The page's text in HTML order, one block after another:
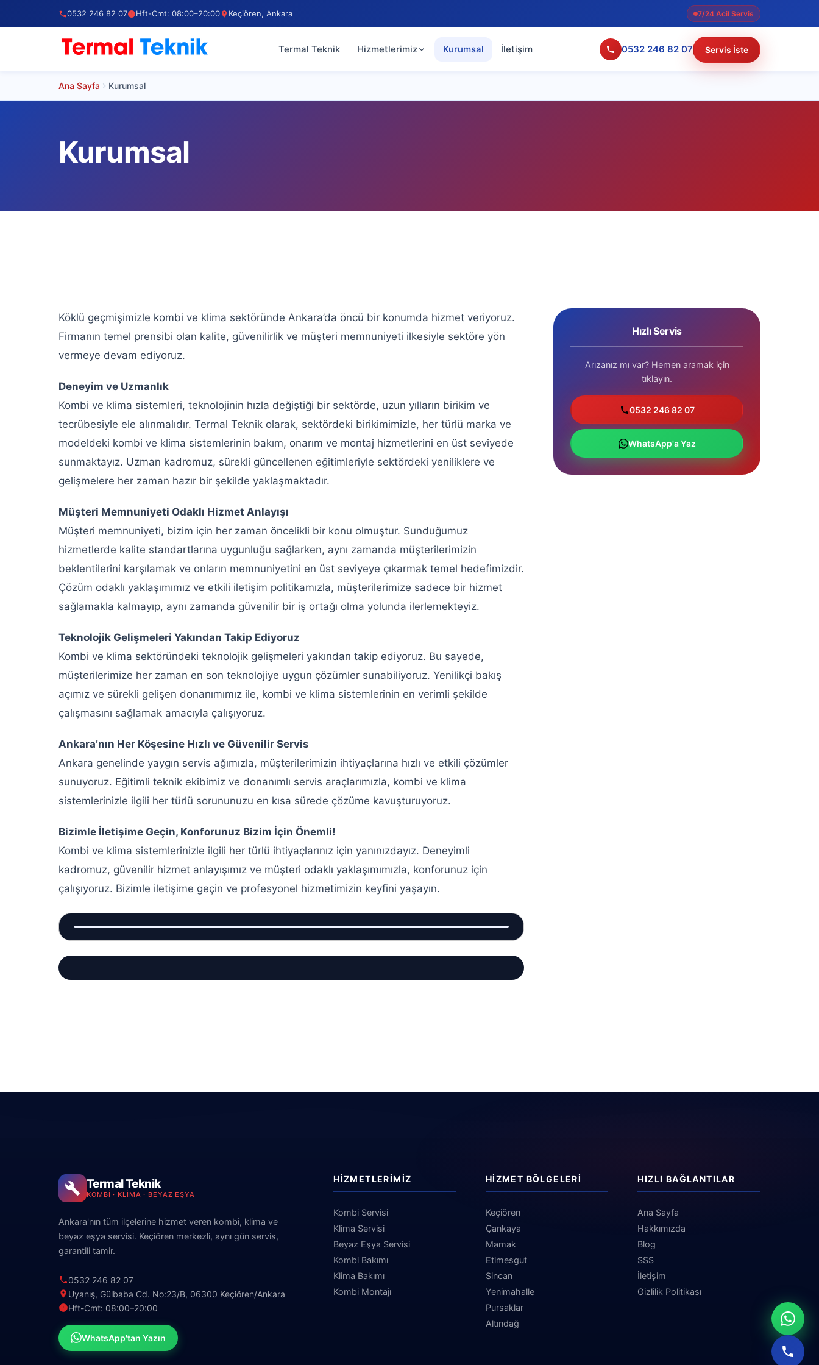
0532 246 82 07 Hft-Cmt: 08:00–20:00 Keçiören, Ankara 7/24 Acil Servis
Termal Teknik Hizmetlerimiz Kurumsal İletişim 0532 246 82 07 Servis İste
Ana Sayfa Kurumsal
Kurumsal
Köklü geçmişimizle kombi ve klima sektöründe Ankara’da öncü bir konumda hizmet veriyoruz.
Firmanın temel prensibi olan kalite, güvenilirlik ve müşteri memnuniyeti ilkesiyle sektöre yön
vermeye devam ediyoruz.
Deneyim ve Uzmanlık
Kombi ve klima sistemleri, teknolojinin hızla değiştiği bir sektörde, uzun yılların birikim ve
tecrübesiyle ele alınmalıdır. Termal Teknik olarak, sektördeki birikimimizle, her türlü marka ve
modeldeki kombi ve klima sistemlerinin bakım, onarım ve montaj hizmetlerini en üst seviyede
sunmaktayız. Uzman kadromuz, sürekli güncellenen eğitimleriyle sektördeki yeniliklere ve
gelişmelere her zaman hazır bir şekilde yaklaşmaktadır.
Müşteri Memnuniyeti Odaklı Hizmet Anlayışı
Müşteri memnuniyeti, bizim için her zaman öncelikli bir konu olmuştur. Sunduğumuz
hizmetlerde kalite standartlarına uygunluğu sağlarken, aynı zamanda müşterilerimizin
beklentilerini karşılamak ve onların memnuniyetini en üst seviyeye çıkarmak temel hedefimizdir.
Çözüm odaklı yaklaşımımız ve etkili iletişim politikamızla, müşterilerimize sadece bir hizmet
sağlamakla kalmayıp, aynı zamanda güvenilir bir iş ortağı olma yolunda ilerlemekteyiz.
Teknolojik Gelişmeleri Yakından Takip Ediyoruz
Kombi ve klima sektöründeki teknolojik gelişmeleri yakından takip ediyoruz. Bu sayede,
müşterilerimize her zaman en son teknolojiye uygun çözümler sunabiliyoruz. Yenilikçi bakış
açımız ve sürekli gelişen donanımımız ile, kombi ve klima sistemlerinin en verimli şekilde
çalışmasını sağlamak amacıyla çalışıyoruz.
Ankara’nın Her Köşesine Hızlı ve Güvenilir Servis
Ankara genelinde yaygın servis ağımızla, müşterilerimizin ihtiyaçlarına hızlı ve etkili çözümler
sunuyoruz. Eğitimli teknik ekibimiz ve donanımlı servis araçlarımızla, kombi ve klima
sistemlerinizle ilgili her türlü sorununuzu en kısa sürede çözüme kavuşturuyoruz.
Bizimle İletişime Geçin, Konforunuz Bizim İçin Önemli!
Kombi ve klima sistemlerinizle ilgili her türlü ihtiyaçlarınız için yanınızdayız. Deneyimli
kadromuz, güvenilir hizmet anlayışımız ve müşteri odaklı yaklaşımımızla, konforunuz için
çalışıyoruz. Bizimle iletişime geçin ve profesyonel hizmetimizin keyfini yaşayın.
Hızlı Servis
Arızanız mı var? Hemen aramak için
tıklayın.
0532 246 82 07
WhatsApp'a Yaz
Termal Teknik
KOMBI · KLIMA · BEYAZ EŞYA
Ankara'nın tüm ilçelerine hizmet veren kombi, klima ve
beyaz eşya servisi. Keçiören merkezli, aynı gün servis,
garantili tamir.
0532 246 82 07
Uyanış, Gülbaba Cd. No:23/B, 06300 Keçiören/Ankara
Hft-Cmt: 08:00–20:00
WhatsApp'tan Yazın
HIZMETLERIMIZ
Kombi Servisi
Klima Servisi
Beyaz Eşya Servisi
Kombi Bakımı
Klima Bakımı
Kombi Montajı
HIZMET BÖLGELERI
Keçiören
Çankaya
Mamak
Etimesgut
Sincan
Yenimahalle
Pursaklar
Altındağ
HIZLI BAĞLANTILAR
Ana Sayfa
Hakkımızda
Blog
SSS
İletişim
Gizlilik Politikası